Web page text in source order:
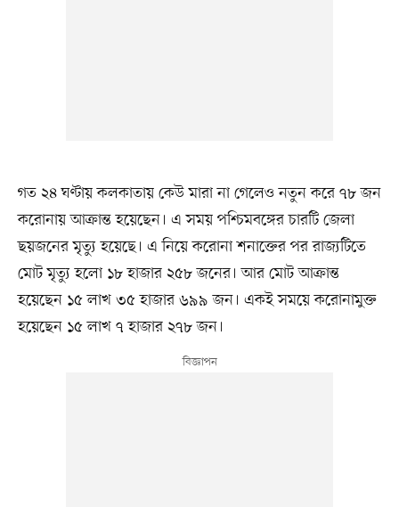
গত ২৪ ঘণ্টায় কলকাতায় কেউ মারা না গেলেও নতুন করে ৭৮ জন
করোনায় আক্রান্ত হয়েছেন। এ সময় পশ্চিমবঙ্গের চারটি জেলা
ছয়জনের মৃত্যু হয়েছে। এ নিয়ে করোনা শনাক্তের পর রাজ্যটিতে
মোট মৃত্যু হলো ১৮ হাজার ২৫৮ জনের। আর মোট আক্রান্ত
হয়েছেন ১৫ লাখ ৩৫ হাজার ৬৯৯ জন। একই সময়ে করোনামুক্ত
হয়েছেন ১৫ লাখ ৭ হাজার ২৭৮ জন।